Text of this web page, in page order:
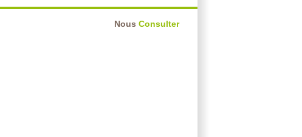
Nous Consulter